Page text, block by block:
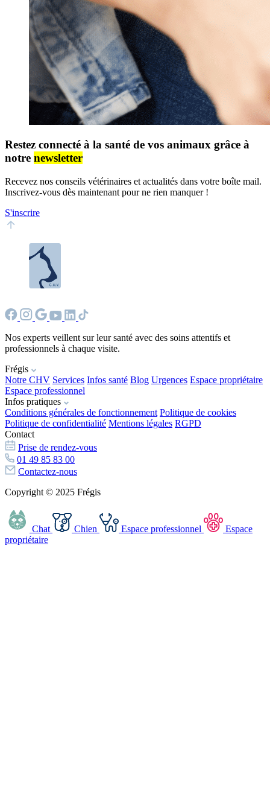
Restez connecté à la santé de vos animaux grâce à
notre newsletter
Recevez nos conseils vétérinaires et actualités dans votre boîte mail.
Inscrivez-vous dès maintenant pour ne rien manquer !
S'inscrire
Nos experts veillent sur leur santé avec des soins attentifs et
professionnels à chaque visite.
Frégis
Notre CHV Services Infos santé Blog Urgences Espace propriétaire
Espace professionnel
Infos pratiques
Conditions générales de fonctionnement Politique de cookies
Politique de confidentialité Mentions légales RGPD
Contact
Prise de rendez-vous
01 49 85 83 00
Contactez-nous
Copyright © 2025 Frégis
Chat Chien Espace professionnel
Espace
propriétaire